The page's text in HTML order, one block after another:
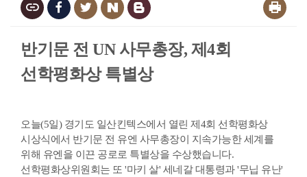
반기문 전 UN 사무총장, 제4회
선학평화상 특별상
오늘(5일) 경기도 일산킨텍스에서 열린 제4회 선학평화상
시상식에서 반기문 전 유엔 사무총장이 지속가능한 세계를
위해 유엔을 이끈 공로로 특별상을 수상했습니다.
선학평화상위원회는 또 '마키 살' 세네갈 대통령과 '무닙 유난'